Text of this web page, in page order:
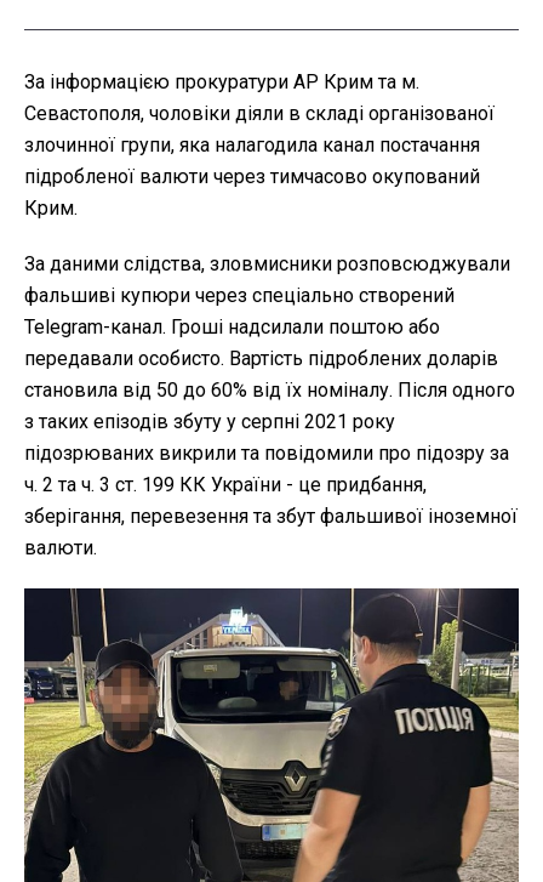
За інформацією прокуратури АР Крим та м.
Севастополя, чоловіки діяли в складі організованої
злочинної групи, яка налагодила канал постачання
підробленої валюти через тимчасово окупований
Крим.
За даними слідства, зловмисники розповсюджували
фальшиві купюри через спеціально створений
Telegram-канал. Гроші надсилали поштою або
передавали особисто. Вартість підроблених доларів
становила від 50 до 60% від їх номіналу. Після одного
з таких епізодів збуту у серпні 2021 року
підозрюваних викрили та повідомили про підозру за
ч. 2 та ч. 3 ст. 199 КК України - це придбання,
зберігання, перевезення та збут фальшивої іноземної
валюти.